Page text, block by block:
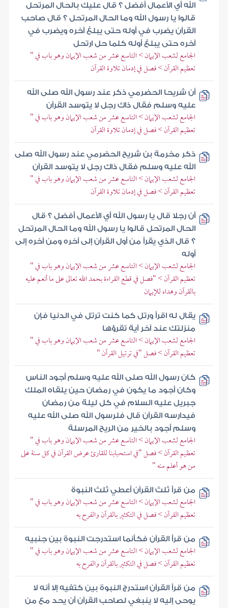
الله أي الأعمال أفضل ؟ قال عليك بالحال المرتحل
قالوا يا رسول الله وما الحال المرتحل ؟ قال صاحب
القرآن يضرب في أوله حتى يبلغ آخره ويضرب في
آخره حتى يبلغ أوله كلما حل ارتحل
الجامع لشعب الإيمان > التاسع عشر من شعب الإيمان وهو باب في "
تعظيم القرآن > فصل في إدمان تلاوة القرآن
أن شريحا الحضرمي ذكر عند رسول الله صلى الله
عليه وسلم فقال ذاك رجل لا يتوسد القرآن
الجامع لشعب الإيمان > التاسع عشر من شعب الإيمان وهو باب في "
تعظيم القرآن > فصل في إدمان تلاوة القرآن
ذكر مخرمة بن شريح الحضرمي عند رسول الله صلى
الله عليه وسلم فقال ذاك رجل لا يتوسد القرآن
الجامع لشعب الإيمان > التاسع عشر من شعب الإيمان وهو باب في "
تعظيم القرآن > فصل في إدمان تلاوة القرآن
أن رجلا قال يا رسول الله أي الأعمال أفضل ؟ قال
الحال المرتحل قالوا يا رسول الله وما الحال المرتحل
؟ قال الذي يقرأ من أول القرآن إلى آخره ومن آخره إلى
أوله
الجامع لشعب الإيمان > التاسع عشر من شعب الإيمان وهو باب في "
تعظيم القرآن > "فصل في قطع القراءة بحمد الله تعالى على ما أنعم عليه
بالقرآن وهداه للإيمان
يقال له اقرأ ورتل كما كنت ترتل في الدنيا فإن
منزلتك عند آخر آية تقرؤها
الجامع لشعب الإيمان > التاسع عشر من شعب الإيمان وهو باب في "
تعظيم القرآن > فصل "في ترتيل القرآن "
كان رسول الله صلى الله عليه وسلم أجود الناس
وكان أجود ما يكون في رمضان حين يلقاه الملك
جبريل عليه السلام في كل ليلة من رمضان
فيدارسه القرآن قال فلرسول الله صلى الله عليه
وسلم أجود بالخير من الريح المرسلة
الجامع لشعب الإيمان > التاسع عشر من شعب الإيمان وهو باب في "
تعظيم القرآن > فصل "في استحبابنا للقارئ عرض القرآن في كل سنة على
من هو أعلم منه "
من قرأ ثلث القرآن أعطي ثلث النبوة
الجامع لشعب الإيمان > التاسع عشر من شعب الإيمان وهو باب في "
تعظيم القرآن > فصل في التكثير بالقرآن والفرح به
من قرأ القرآن فكأنما استدرجت النبوة بين جنبيه
الجامع لشعب الإيمان > التاسع عشر من شعب الإيمان وهو باب في "
تعظيم القرآن > فصل في التكثير بالقرآن والفرح به
من قرأ القرآن استدرج النبوة بين كتفيه إلا أنه لا
يوحى إليه لا ينبغي لصاحب القرآن أن يحد مع من